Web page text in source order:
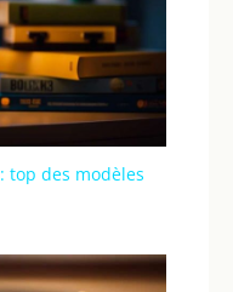
top des modèles